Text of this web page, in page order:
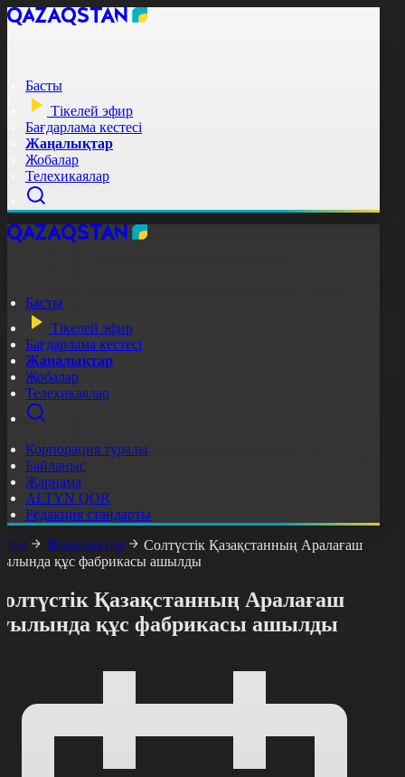
Басты
Тікелей эфир
Бағдарлама кестесі
Жаңалықтар
Жобалар
Телехикаялар
Басты
Тікелей эфир
Бағдарлама кестесі
Жаңалықтар
Жобалар
Телехикаялар
Корпорация туралы
Байланыс
Жарнама
ALTYN QOR
Редакция стандарты
Жаңалықтар
Солтүстік Қазақстанның Аралағаш
құс фабрикасы ашылды
Қазақстанның Аралағаш
құс фабрикасы ашылды